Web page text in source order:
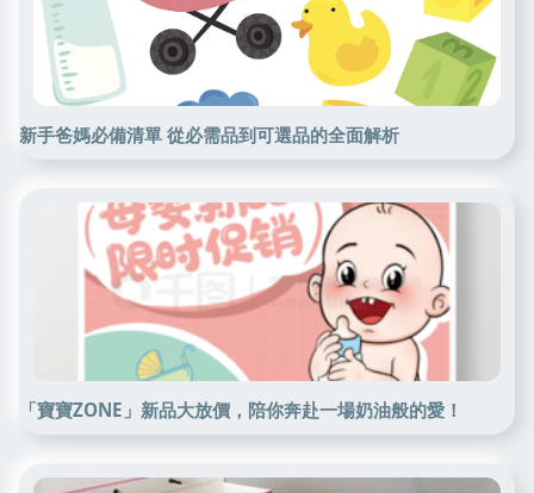
新手爸媽必備清單 從必需品到可選品的全面解析
「寶寶ZONE」新品大放價，陪你奔赴一場奶油般的愛！